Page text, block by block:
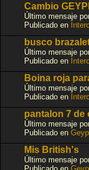
Cambio
Último mensaje
Publicado en
busco
Último mensaje
Publicado en
Boina roja
Último mensaje
Publicado en
pantalon 7 de
Último mensaje
Publicado en
Mis British's
Último mensaje